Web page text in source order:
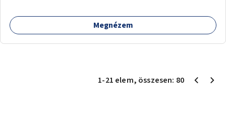
Megnézem
1-21 elem, összesen: 80